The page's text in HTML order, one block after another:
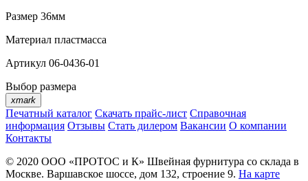
Размер 36мм
Материал пластмасса
Артикул 06-0436-01
Выбор размера
xmark
Печатный каталог Скачать прайс-лист Справочная
информация Отзывы Стать дилером Вакансии О компании
Контакты
© 2020 ООО «ПРОТОС и К» Швейная фурнитура со склада в
Москве. Варшавское шоссе, дом 132, строение 9. На карте